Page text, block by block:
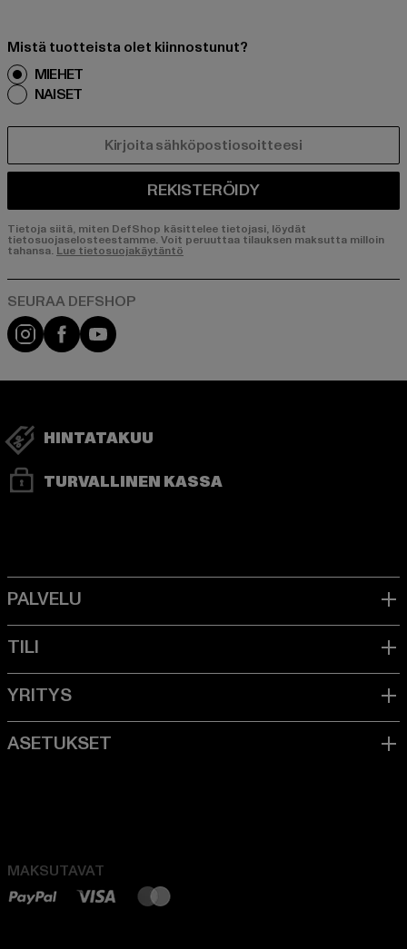
Mistä tuotteista olet kiinnostunut?
MIEHET
NAISET
REKISTERÖIDY
Tietoja siitä, miten DefShop käsittelee tietojasi, löydät
tietosuojaselosteestamme. Voit peruuttaa tilauksen maksutta milloin
tahansa. Lue tietosuojakäytäntö
Visit our Instagram page:
Visit our Facebook page:
Visit our YouTube channel:
HINTATAKUU
TURVALLINEN KASSA
MAKSUTAVAT